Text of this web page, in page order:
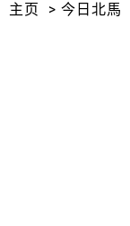
主页 > 今日北馬